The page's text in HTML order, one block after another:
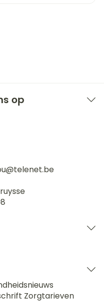
op
telenet.be
Zorgtarieven